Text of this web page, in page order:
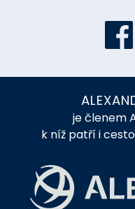
je členem
k níž patří i